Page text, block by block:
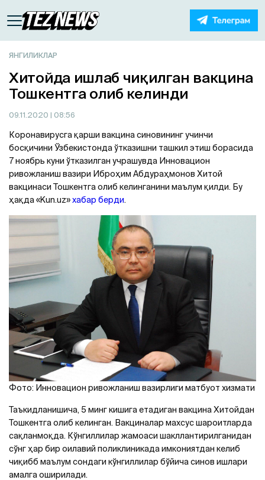
ЯНГИЛИКЛАР
Хитойда ишлаб чиқилган вакцина
Тошкентга олиб келинди
09.11.2020 | 08:56
Коронавирусга қарши вакцина синовининг учинчи
босқичини Ўзбекистонда ўтказишни ташкил этиш борасида
7 ноябрь куни ўтказилган учрашувда Инновацион
ривожланиш вазири Иброҳим Абдураҳмонов Хитой
вакцинаси Тошкентга олиб келинганини маълум қилди. Бу
ҳақда «Kun.uz»хабар берди.
Фото: Инновацион ривожланиш вазирлиги матбуот хизмати
Таъкидланишича, 5 минг кишига етадиган вакцина Хитойдан
Тошкентга олиб келинган. Вакциналар махсус шароитларда
сақланмоқда. Кўнгиллилар жамоаси шакллантирилганидан
сўнг ҳар бир оилавий поликлиникада имкониятдан келиб
чиқибб маълум сондаги кўнгиллилар бўйича синов ишлари
амалга оширилади.